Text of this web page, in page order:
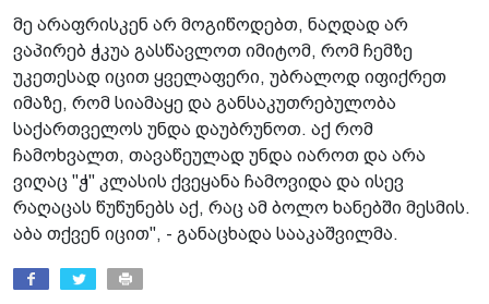
მე არაფრისკენ არ მოგიწოდებთ, ნაღდად არ
ვაპირებ ჭკუა გასწავლოთ იმიტომ, რომ ჩემზე
უკეთესად იცით ყველაფერი, უბრალოდ იფიქრეთ
იმაზე, რომ სიამაყე და განსაკუთრებულობა
საქართველოს უნდა დაუბრუნოთ. აქ რომ
ჩამოხვალთ, თავაწეულად უნდა იაროთ და არა
ვიღაც "ჭ" კლასის ქვეყანა ჩამოვიდა და ისევ
რაღაცას წუწუნებს აქ, რაც ამ ბოლო ხანებში მესმის.
აბა თქვენ იცით", - განაცხადა სააკაშვილმა.